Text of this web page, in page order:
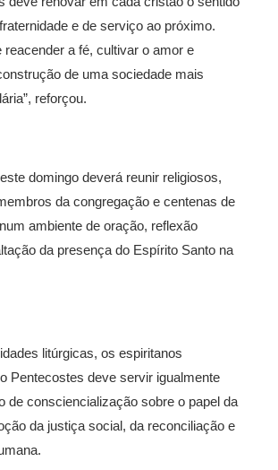
e de serviço ao próximo.
reacender a fé, cultivar o amor e
de uma sociedade mais
reforçou.
domingo deverá reunir religiosos,
da congregação e centenas de
ambiente de oração, reflexão
da presença do Espírito Santo na
litúrgicas, os espiritanos
Pentecostes deve servir igualmente
de consciencialização sobre o papel da
da justiça social, da reconciliação e